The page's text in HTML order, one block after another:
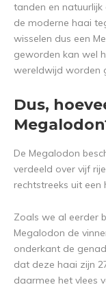
tanden en
de moderne haai
wisselen dus een
geworden kan wel
wereldwijd worden
Dus,
De Megalodon
verdeeld over vijf
rechtstreeks uit
Zoals we al eerder
Megalodon de
onderkant de
dat deze haai zijn
daarmee het vlees